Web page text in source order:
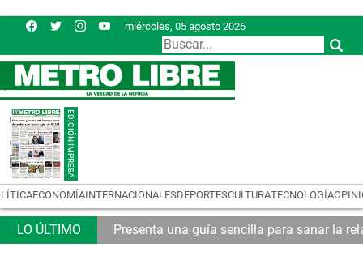
miércoles, 05 agosto 2026
ECONOMÍAINTERNACIONALESDEPORTESCULTURATECNOLOGÍA
logísticos Presenta una guía sencilla para sanar la